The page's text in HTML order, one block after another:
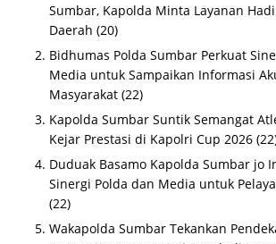
Sumbar, Kapolda Minta Layanan
Daerah (20)
Bidhumas Polda Sumbar Perkuat
Media untuk Sampaikan Informasi
Masyarakat (22)
Kapolda Sumbar Suntik Semangat
Kejar Prestasi di Kapolri Cup 2026
Duduak Basamo Kapolda Sumbar jo
Sinergi Polda dan Media untuk
(22)
Wakapolda Sumbar Tekankan